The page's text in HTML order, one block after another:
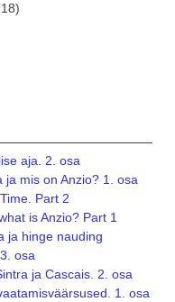
aja. 2. osa
ja mis on Anzio? 1. osa
Part 2
is Anzio? Part 1
ja hinge nauding
osa
ja Cascais. 2. osa
1. osa